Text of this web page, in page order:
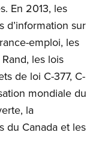
En 2013, les
d’information sur
emploi, les
les lois
de loi C-377, C-
mondiale du
la
du Canada et les